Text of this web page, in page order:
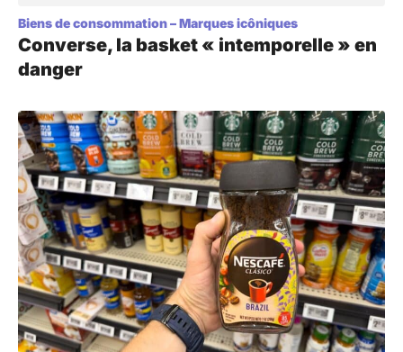
Biens de consommation–Marques icôniques
Converse, la basket « intemporelle » en
danger